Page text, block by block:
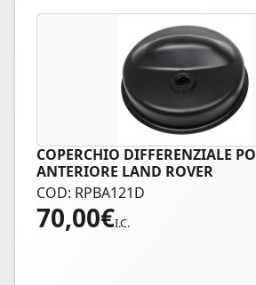
COPERCHIO DIFFERENZIALE
ANTERIORE LAND ROVER
COD: RPBA121D
70,00€I.C.